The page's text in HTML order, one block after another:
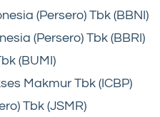
(Persero) Tbk (BBNI)
(Persero) Tbk (BBRI)
(BUMI)
Makmur Tbk (ICBP)
Tbk (JSMR)